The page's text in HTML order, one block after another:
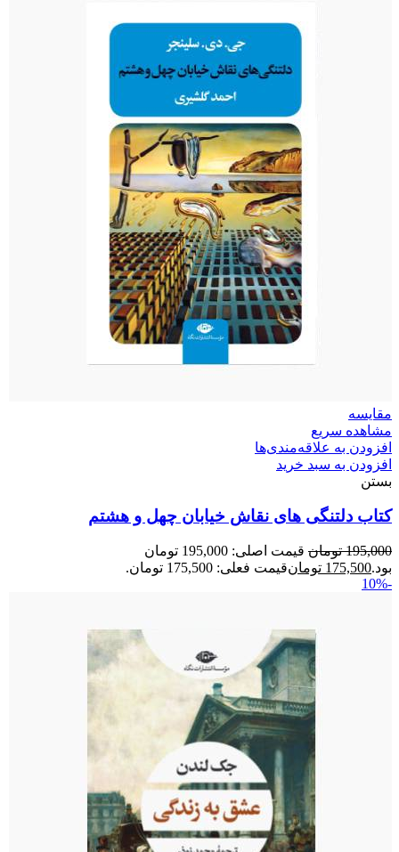
مقایسه
مشاهده سریع
افزودن به علاقه‌مندی‌ها
افزودن به سبد خرید
بستن
کتاب دلتنگی های نقاش خیابان چهل و هشتم
195,000 تومان
قیمت اصلی: 195,000 تومان
بود.175,500 تومانقیمت فعلی: 175,500 تومان.
-10%